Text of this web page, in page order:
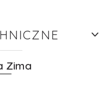
Zima